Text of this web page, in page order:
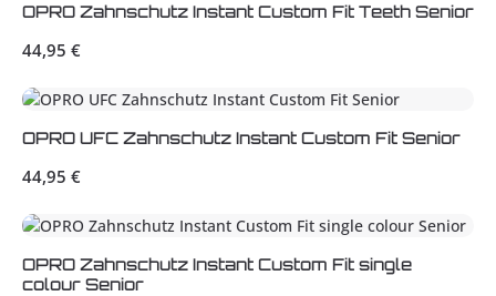
OPRO Zahnschutz Instant Custom Fit Teeth Senior
Regulärer Preis:
44,95 €
OPRO UFC Zahnschutz Instant Custom Fit Senior
Regulärer Preis:
44,95 €
OPRO Zahnschutz Instant Custom Fit single
colour Senior